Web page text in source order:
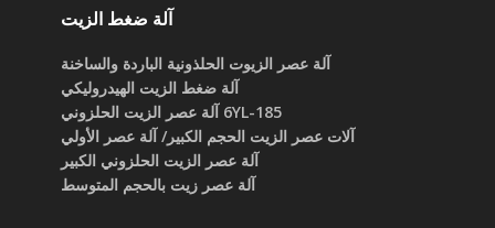
آلة ضغط الزيت
آلة عصر الزيوت الحلذونية الباردة والساخنة
آلة ضغط الزيت الهيدروليكي
6YL-185 آلة عصر الزيت الحلزوني
آلات عصر الزيت الحجم الكبير/ آلة عصر الأولي
آلة عصر الزيت الحلزوني الكبير
آلة عصر زيت بالحجم المتوسط